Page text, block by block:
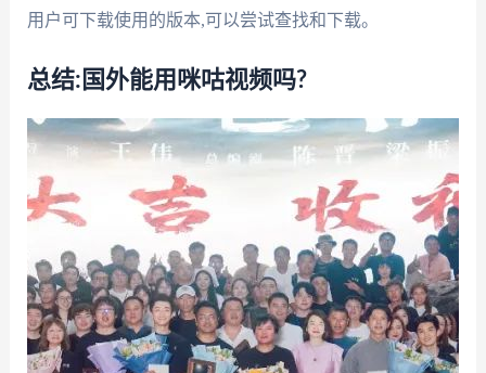
用户可下载使用的版本,可以尝试查找和下载。
总结:国外能用咪咕视频吗?